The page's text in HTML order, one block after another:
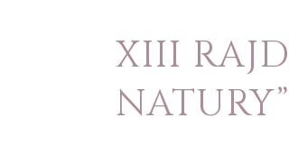
XIII